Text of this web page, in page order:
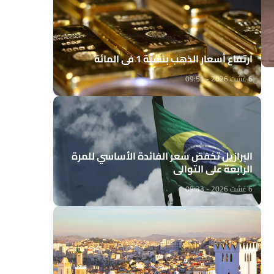
ارتفاع أسعار الذهب بنسبة 1 في المائة
6 غشت 2026 - 09:51
البرازيل تخفض سعر الفائدة الأساسي للمرة
الرابعة على التوالي
6 غشت 2026 - 09:33